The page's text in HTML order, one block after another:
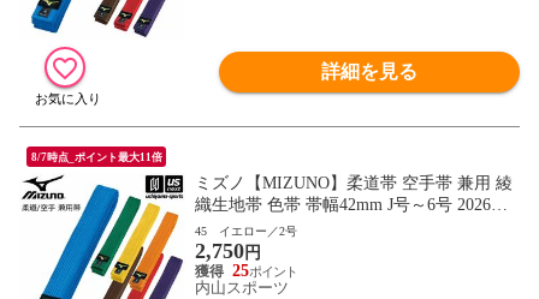
詳細を見る
8/7時点_ポイント最大11倍
ミズノ【MIZUNO】柔道帯 空手帯 兼用 綾
織生地帯 色帯 帯幅42mm J号～6号 2026年
継続モデル【22JV9A18 帯 柔道 空手 空手
道 刺繍加工不可】【翌日配達対象】[自社]
45 イエロー／2号
2,750円
25
内山スポーツ